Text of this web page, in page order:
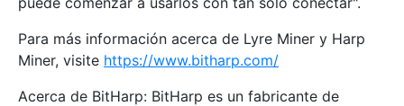
Para más información acerca de Lyre Miner y Harp
Miner, visite https://www.bitharp.com/
Acerca de BitHarp: BitHarp es un fabricante de